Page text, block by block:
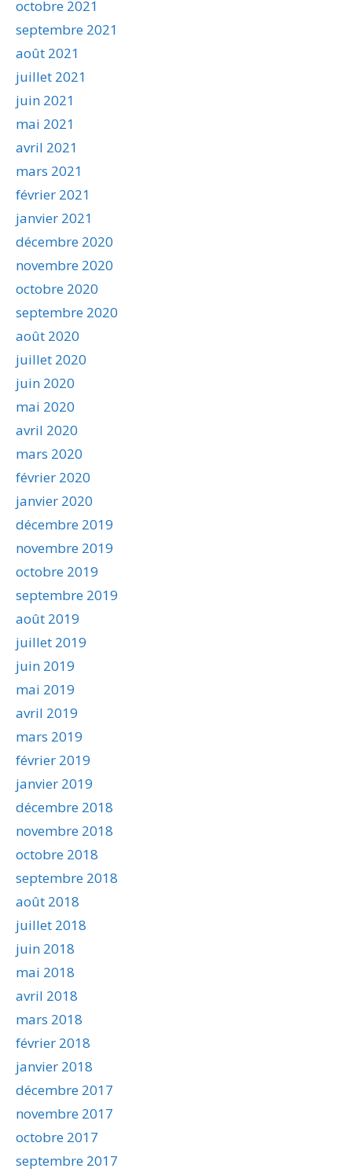
octobre 2021
septembre 2021
août 2021
juillet 2021
juin 2021
mai 2021
avril 2021
mars 2021
février 2021
janvier 2021
décembre 2020
novembre 2020
octobre 2020
septembre 2020
août 2020
juillet 2020
juin 2020
mai 2020
avril 2020
mars 2020
février 2020
janvier 2020
décembre 2019
novembre 2019
octobre 2019
septembre 2019
août 2019
juillet 2019
juin 2019
mai 2019
avril 2019
mars 2019
février 2019
janvier 2019
décembre 2018
novembre 2018
octobre 2018
septembre 2018
août 2018
juillet 2018
juin 2018
mai 2018
avril 2018
mars 2018
février 2018
janvier 2018
décembre 2017
novembre 2017
octobre 2017
septembre 2017